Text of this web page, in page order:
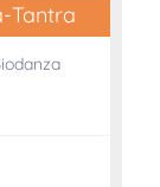
Tantra